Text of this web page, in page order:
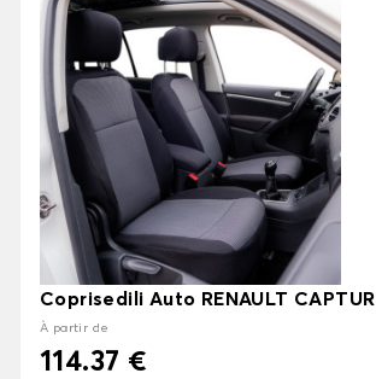
Coprisedili Auto RENAULT CAPTUR
À partir de
114.37 €